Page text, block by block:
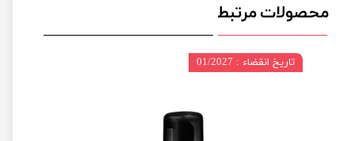
محصولات مرتبط
تاریخ انقضاء : 01/2027